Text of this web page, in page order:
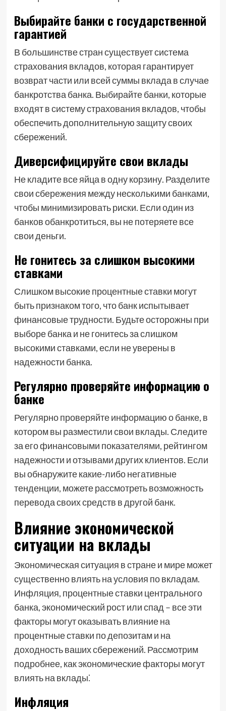
Выбирайте банки с государственной
гарантией
В большинстве стран существует система
страхования вкладов, которая гарантирует
возврат части или всей суммы вклада в случае
банкротства банка. Выбирайте банки, которые
входят в систему страхования вкладов, чтобы
обеспечить дополнительную защиту своих
сбережений.
Диверсифицируйте свои вклады
Не кладите все яйца в одну корзину. Разделите
свои сбережения между несколькими банками,
чтобы минимизировать риски. Если один из
банков обанкротиться, вы не потеряете все
свои деньги.
Не гонитесь за слишком высокими
ставками
Слишком высокие процентные ставки могут
быть признаком того, что банк испытывает
финансовые трудности. Будьте осторожны при
выборе банка и не гонитесь за слишком
высокими ставками, если не уверены в
надежности банка.
Регулярно проверяйте информацию о
банке
Регулярно проверяйте информацию о банке, в
котором вы разместили свои вклады. Следите
за его финансовыми показателями, рейтингом
надежности и отзывами других клиентов. Если
вы обнаружите какие-либо негативные
тенденции, можете рассмотреть возможность
перевода своих средств в другой банк.
Влияние экономической
ситуации на вклады
Экономическая ситуация в стране и мире может
существенно влиять на условия по вкладам.
Инфляция, процентные ставки центрального
банка, экономический рост или спад – все эти
факторы могут оказывать влияние на
процентные ставки по депозитам и на
доходность ваших сбережений. Рассмотрим
подробнее, как экономические факторы могут
влиять на вклады⁚
Инфляция